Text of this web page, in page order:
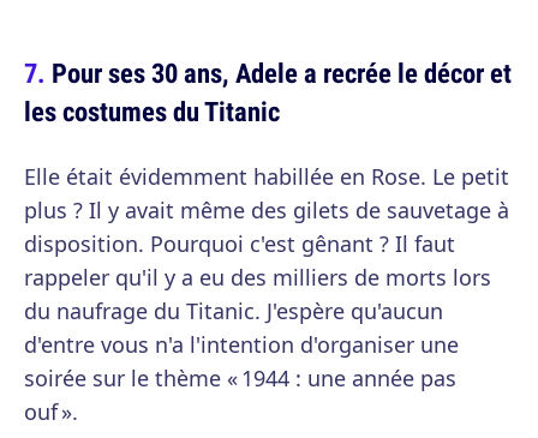
Pour ses 30 ans, Adele a recrée le décor et
les costumes du Titanic
Elle était évidemment habillée en Rose. Le petit
plus ? Il y avait même des gilets de sauvetage à
disposition. Pourquoi c'est gênant ? Il faut
rappeler qu'il y a eu des milliers de morts lors
du naufrage du Titanic. J'espère qu'aucun
d'entre vous n'a l'intention d'organiser une
soirée sur le thème « 1944 : une année pas
ouf ».